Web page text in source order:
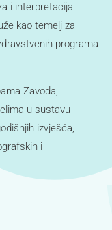
i interpretacija
kao temelj za
programa
Zavoda,
u sustavu
izvješća,
i